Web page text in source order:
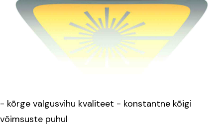
- kõrge valgusvihu kvaliteet - konstantne kõigi
võimsuste puhul